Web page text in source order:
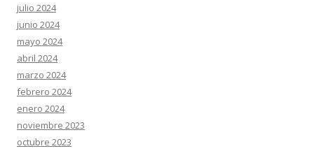
julio 2024
junio 2024
mayo 2024
abril 2024
marzo 2024
febrero 2024
enero 2024
noviembre 2023
octubre 2023